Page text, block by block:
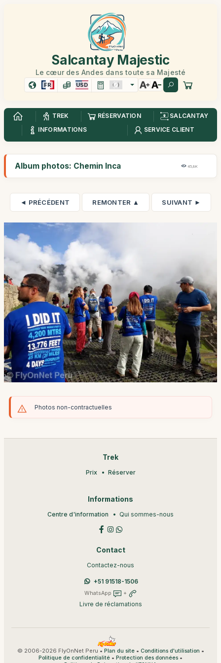
Salcantay Majestic
Le cœur des Andes dans toute sa Majesté
FR USD
TREK RÉSERVATION
SALCANTAY
INFORMATIONS
SERVICE CLIENT
Album photos: Chemin Inca 45,8K
◄ PRÉCÉDENT REMONTER ▲ SUIVANT ►
Photos non-contractuelles
Trek
Prix Réserver
Informations
Centre d'information Qui sommes-nous
Contact
Contactez-nous
+51 91518-1506
WhatsApp +
Livre de réclamations
© 2006-2026 FlyOnNet Peru • Plan du site• Conditions d'utilisation •
Politique de confidentialité • Protection des données •